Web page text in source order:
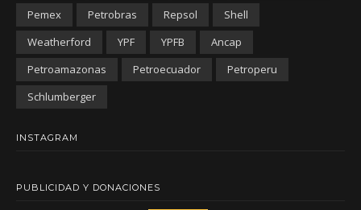
Pemex
Petrobras Repsol
Shell
Weatherford
YPF YPFB
Ancap
Petroamazonas
Petroecuador
Petroperu
Schlumberger
INSTAGRAM
PUBLICIDAD Y DONACIONES